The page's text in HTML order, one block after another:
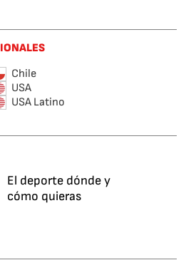
Chile
USA
USA Latino
El deporte dónde y
cómo quieras